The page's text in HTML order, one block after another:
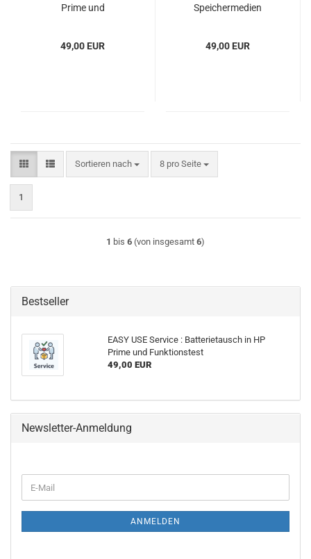
Prime und
49,00 EUR
Speichermedien
49,00 EUR
Sortieren nach
Sortieren nach 8 pro Seite
pro Seite
1
1 bis 6 (von insgesamt 6)
Bestseller
EASY USE Service : Batterietausch in HP
Prime und Funktionstest
49,00 EUR
Newsletter-Anmeldung
ZUR
E-
Mail
ANMELDEN